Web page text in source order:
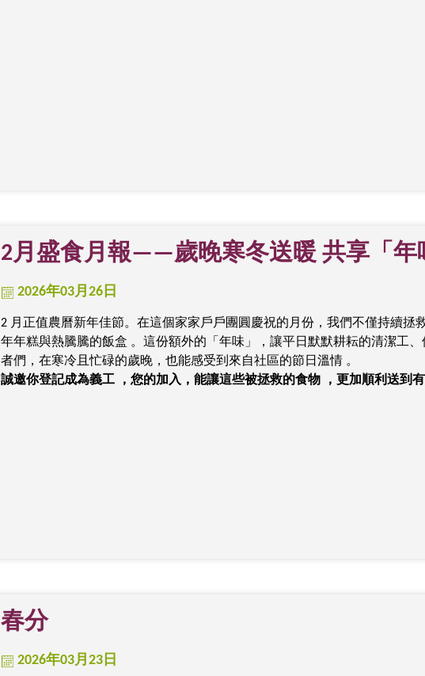
2月盛食月報——歲晚寒冬送暖 共享「年
2026年03月26日
2 月正值農曆新年佳節。在這個家家戶戶團圓慶祝的月份，我們不僅持續拯
年年糕與熱騰騰的飯盒 。這份額外的「年味」，讓平日默默耕耘的清潔工
者們，在寒冷且忙碌的歲晚，也能感受到來自社區的節日溫情 。
誠邀你登記成為義工 ，您的加入，能讓這些被拯救的食物 ，更加順利送到有
春分
2026年03月23日